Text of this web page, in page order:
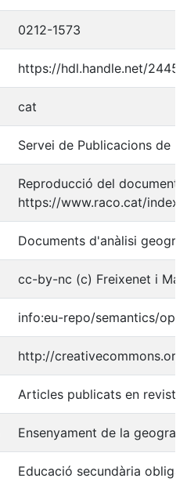
0212-1573
https://hdl.handle.net/
cat
Servei de Publicacions de
Reproducció del document
https://www.raco.cat/
Documents d'anàlisi
cc-by-nc (c) Freixenet i
info:eu-repo/semantics/
http://
Articles publicats en
Ensenyament de la
Educació secundària